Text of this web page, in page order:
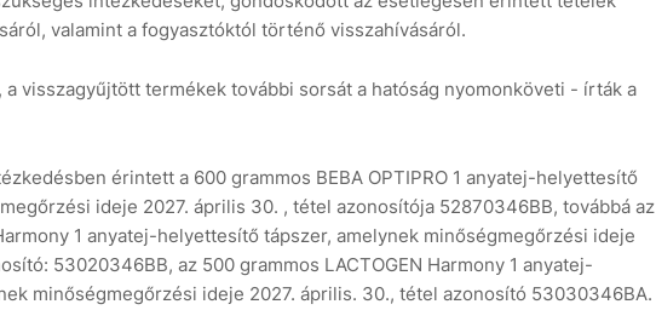
valamint a fogyasztóktól történő visszahívásáról.
visszagyűjtött termékek további sorsát a hatóság nyomonköveti - írták a
érintett a 600 grammos BEBA OPTIPRO 1 anyatej-helyettesítő
ideje 2027. április 30. , tétel azonosítója 52870346BB, továbbá az
1 anyatej-helyettesítő tápszer, amelynek minőségmegőrzési ideje
53020346BB, az 500 grammos LACTOGEN Harmony 1 anyatej-
minőségmegőrzési ideje 2027. április. 30., tétel azonosító 53030346BA.